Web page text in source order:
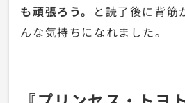
も頑張ろう。
と読了後に背筋
んな気持ちになれました。